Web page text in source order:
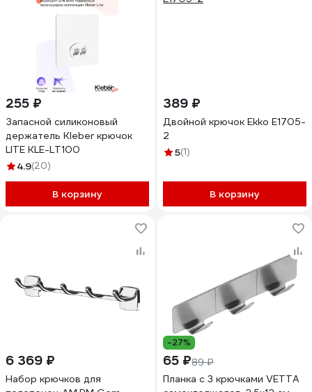
255 ₽
Запасной силиконовый
держатель Kleber крючок
LITE KLE-LT100
4.9(20)
В корзину
389 ₽
Двойной крючок Ekko E1705-
2
5(1)
В корзину
6 369 ₽
Набор крючков для
-27%
65 ₽89 ₽
Планка с 3 крючками VETTA